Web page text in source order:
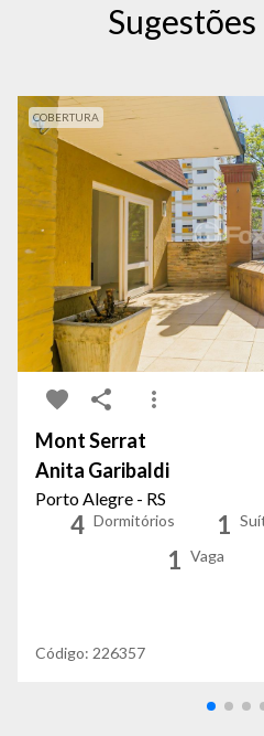
COBERTURA
Mont Serrat
Anita Garibaldi
Porto Alegre - RS
4 Dormitórios 1
1 Vaga
Código: 226357